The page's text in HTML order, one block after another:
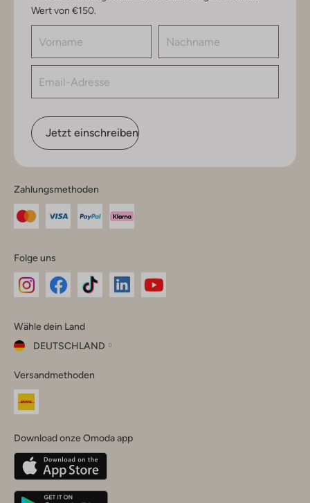
Wert von €150.
Jetzt einschreiben
Zahlungsmethoden
Folge uns
Instagram
Facebook
TikTok
Wähle dein Land
DEUTSCHLAND
dein
Land
Belgique(Français)
Deutschland
Versandmethoden
Download onze Omoda app